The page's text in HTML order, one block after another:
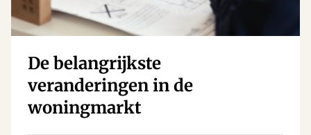
De belangrijkste
veranderingen in de
woningmarkt